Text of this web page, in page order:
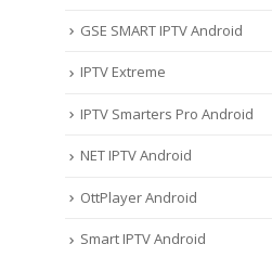
GSE SMART IPTV Android
IPTV Extreme
IPTV Smarters Pro Android
NET IPTV Android
OttPlayer Android
Smart IPTV Android